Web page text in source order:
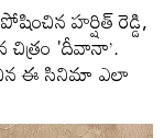
హర్షిత్‌ రెడ్డి,
'దీవానా’.
ఈ సినిమా ఎలా